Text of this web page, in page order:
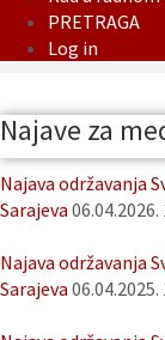
PRETRAGA
Log in
Najave za
Najava održavanja
Sarajeva 06.04.2026.
Najava održavanja
Sarajeva 06.04.2025.